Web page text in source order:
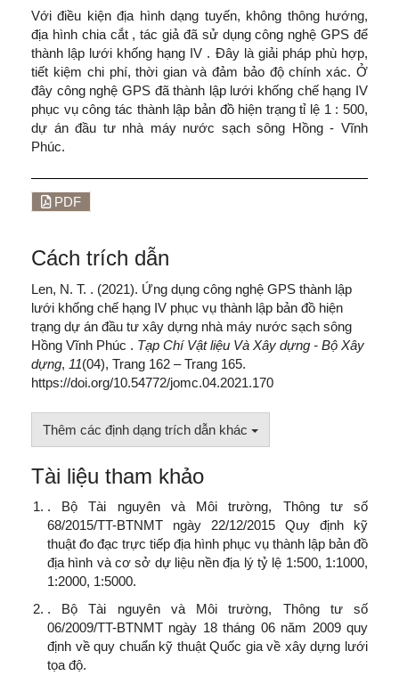
Với điều kiện địa hình dạng tuyến, không thông hướng,
địa hình chia cắt , tác giả đã sử dụng công nghệ GPS để
thành lập lưới khống hạng IV . Đây là giải pháp phù hợp,
tiết kiệm chi phí, thời gian và đảm bảo độ chính xác. Ở
đây công nghệ GPS đã thành lập lưới khống chế hạng IV
phục vụ công tác thành lập bản đồ hiện trạng tỉ lệ 1 : 500,
dự án đầu tư nhà máy nước sạch sông Hồng - Vĩnh
Phúc.
PDF
Cách trích dẫn
Len, N. T. . (2021). Ứng dụng công nghệ GPS thành lập
lưới khống chế hạng IV phục vụ thành lập bản đồ hiện
trạng dự án đầu tư xây dựng nhà máy nước sạch sông
Hồng Vĩnh Phúc . Tạp Chí Vật liệu Và Xây dựng - Bộ Xây
dựng, 11(04), Trang 162 – Trang 165.
https://doi.org/10.54772/jomc.04.2021.170
Thêm các định dạng trích dẫn khác
Tài liệu tham khảo
. Bộ Tài nguyên và Môi trường, Thông tư số
68/2015/TT-BTNMT ngày 22/12/2015 Quy định kỹ
thuật đo đạc trực tiếp địa hình phục vụ thành lập bản đồ
địa hình và cơ sở dự liệu nền địa lý tỷ lệ 1:500, 1:1000,
1:2000, 1:5000.
. Bộ Tài nguyên và Môi trường, Thông tư số
06/2009/TT-BTNMT ngày 18 tháng 06 năm 2009 quy
định về quy chuẩn kỹ thuật Quốc gia về xây dựng lưới
tọa độ.